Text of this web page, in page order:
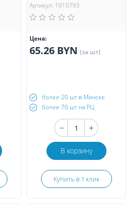
Артикул: 1010793
Цена:
65.26 BYN (за шт)
более 20 шт в Минске
более 70 шт на РЦ
В корзину
Купить в 1 клик